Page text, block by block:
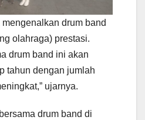
drum band
olahraga) prestasi.
drum band ini akan
tahun dengan jumlah
ujarnya.
drum band di